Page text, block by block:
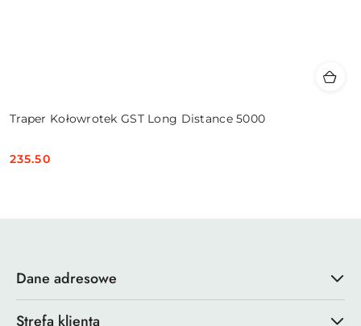
Traper Kołowrotek GST Long Distance 5000
Cena:
235.50
Dane adresowe
Strefa klienta